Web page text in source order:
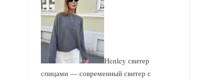
Henley свитер
спицами — современный свитер с